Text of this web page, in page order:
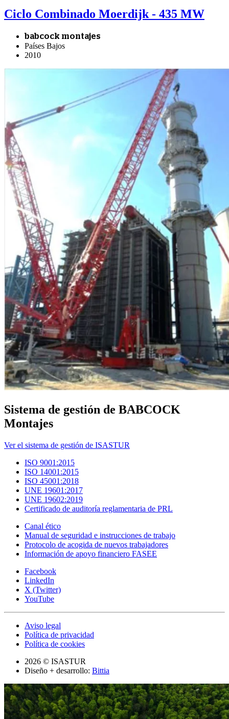
Ciclo Combinado Moerdijk - 435 MW
babcock montajes
Países Bajos
2010
Sistema de gestión de BABCOCK
Montajes
Ver el sistema de gestión de ISASTUR
ISO 9001:2015
ISO 14001:2015
ISO 45001:2018
UNE 19601:2017
UNE 19602:2019
Certificado de auditoría reglamentaria de PRL
Canal ético
Manual de seguridad e instrucciones de trabajo
Protocolo de acogida de nuevos trabajadores
Información de apoyo financiero FASEE
Facebook
LinkedIn
X (Twitter)
YouTube
Aviso legal
Política de privacidad
Política de cookies
2026 © ISASTUR
Diseño + desarrollo: Bittia